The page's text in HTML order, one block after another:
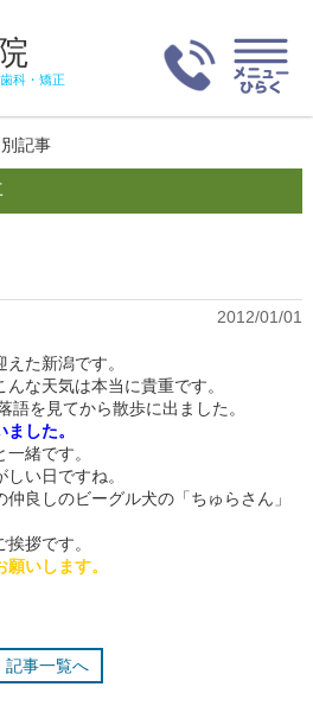
科・矯正
別記事
2012/01/01
た新潟です。
な天気は本当に貴重です。
語を見てから散歩に出ました。
した。
緒です。
い日ですね。
良しのビーグル犬の「ちゅらさん」
拶です。
いします。
記事一覧へ